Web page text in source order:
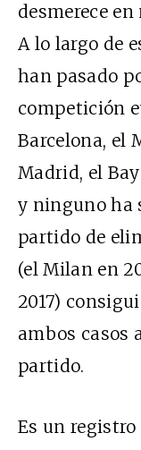
desmerece
A lo largo de
han pasado
competición
Barcelona, el
Madrid, el
y ninguno ha
partido de
(el Milan en
2017)
ambos casos
partido.
Es un